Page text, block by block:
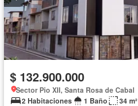
$ 132.900.000
Sector Pio XII, Santa Rosa de Cabal
2 Habitaciones
1 Baño 34 m²